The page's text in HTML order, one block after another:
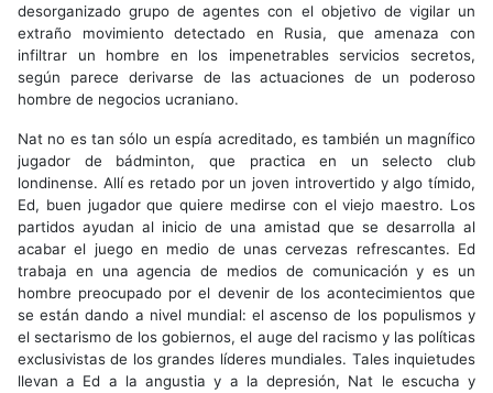
desorganizado grupo de agentes con el objetivo de vigilar un
extraño movimiento detectado en Rusia, que amenaza con
infiltrar un hombre en los impenetrables servicios secretos,
según parece derivarse de las actuaciones de un poderoso
hombre de negocios ucraniano.
Nat no es tan sólo un espía acreditado, es también un magnífico
jugador de bádminton, que practica en un selecto club
londinense. Allí es retado por un joven introvertido y algo tímido,
Ed, buen jugador que quiere medirse con el viejo maestro. Los
partidos ayudan al inicio de una amistad que se desarrolla al
acabar el juego en medio de unas cervezas refrescantes. Ed
trabaja en una agencia de medios de comunicación y es un
hombre preocupado por el devenir de los acontecimientos que
se están dando a nivel mundial: el ascenso de los populismos y
el sectarismo de los gobiernos, el auge del racismo y las políticas
exclusivistas de los grandes líderes mundiales. Tales inquietudes
llevan a Ed a la angustia y a la depresión, Nat le escucha y